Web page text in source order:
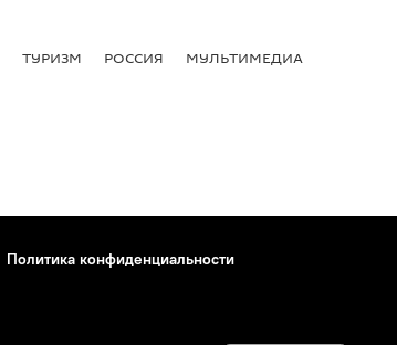
ТУРИЗМ РОССИЯ МУЛЬТИМЕДИА
Политика конфиденциальности